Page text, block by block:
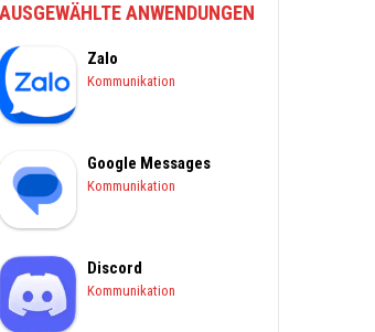
AUSGEWÄHLTE ANWENDUNGEN
Zalo
Kommunikation
Google Messages
Kommunikation
Discord
Kommunikation